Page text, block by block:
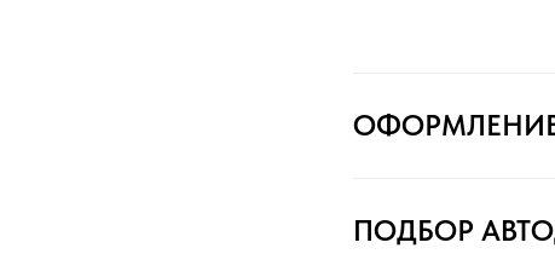
ПОДБОР